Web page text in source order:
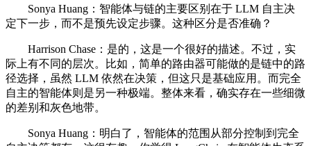
Sonya Huang：智能体与链的主要区别在于 LLM 自主决
定下一步，而不是预先设定步骤。这种区分是否准确？
Harrison Chase：是的，这是一个很好的描述。不过，实
际上有不同的层次。比如，简单的路由器可能做的是链中的路
径选择，虽然 LLM 依然在决策，但这只是基础应用。而完全
自主的智能体则是另一种极端。整体来看，确实存在一些细微
的差别和灰色地带。
Sonya Huang：明白了，智能体的范围从部分控制到完全